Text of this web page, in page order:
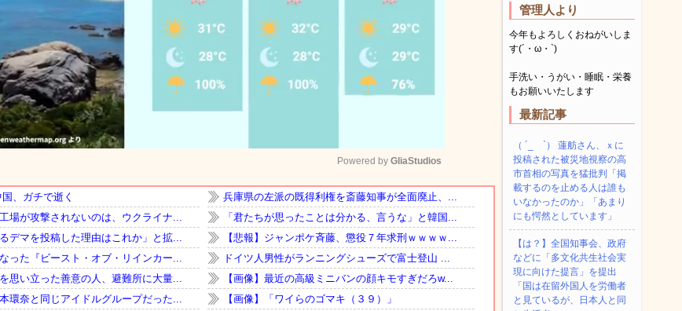
Mute
Powered by GliaStudios
管理人より
今年もよろしくおねがいしま
す(´・ω・`)
手洗い・うがい・睡眠・栄養
もお願いいたします
最新記事
（ ´_ゝ`） 蓮舫さん、ｘに
投稿された被災地視察の高
市首相の写真を猛批判「掲
載するのを止める人は誰も
いなかったのか」「あまり
にも愕然としています」
【は？】全国知事会、政府
などに「多文化共生社会実
現に向けた提言」を提出
「国は在留外国人を労働者
と見ているが、日本人と同